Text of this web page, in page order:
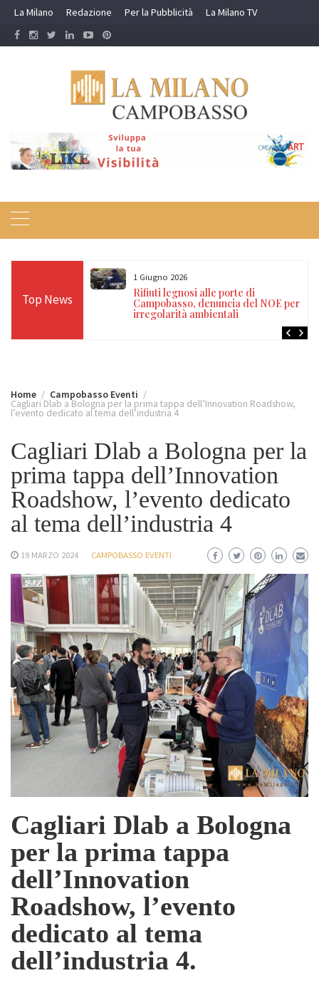
Skip
content
La Milano Redazione Per la Pubblicità La Milano TV
Top News
contro il
1 Giugno 2026
Rifiuti legnosi alle porte di
Campobasso, denuncia del NOE per
irregolarità ambientali
Home Campobasso Eventi
Cagliari Dlab a Bologna per la prima tappa dell’Innovation Roadshow,
l’evento dedicato al tema dell’industria 4
Cagliari Dlab a Bologna per la
prima tappa dell’Innovation
Roadshow, l’evento dedicato
al tema dell’industria 4
19 MARZO 2024 CAMPOBASSO EVENTI
Cagliari Dlab a Bologna
per la prima tappa
dell’Innovation
Roadshow, l’evento
dedicato al tema
dell’industria 4.